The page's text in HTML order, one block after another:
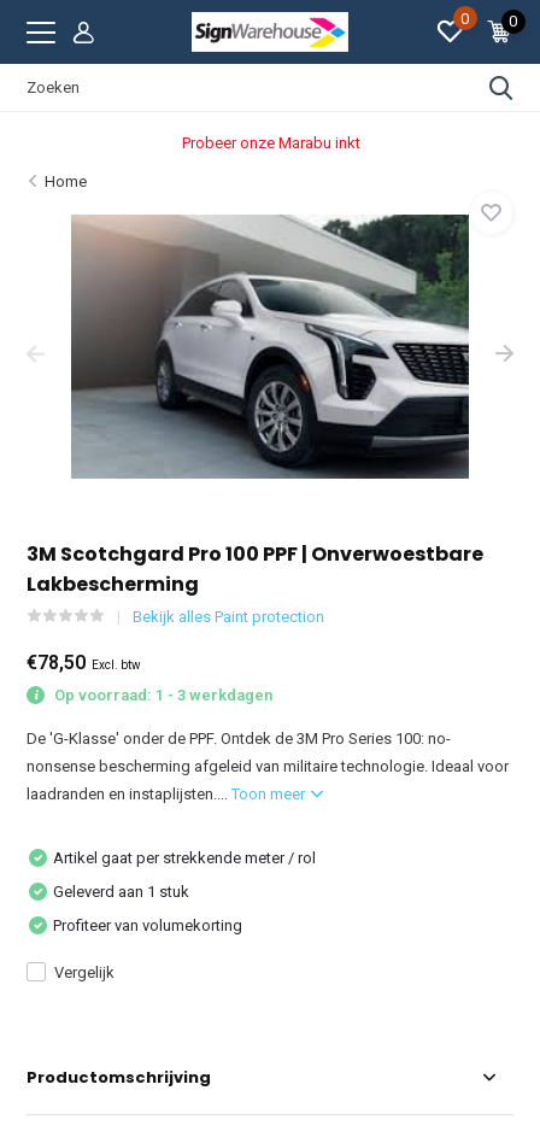
0 0
Probeer onze Marabu inkt
Home
3M Scotchgard Pro 100 PPF | Onverwoestbare
Lakbescherming
Bekijk alles Paint protection
€78,50 Excl. btw
Op voorraad: 1 - 3 werkdagen
De 'G-Klasse' onder de PPF. Ontdek de 3M Pro Series 100: no-
nonsense bescherming afgeleid van militaire technologie. Ideaal voor
laadranden en instaplijsten....Toon meer
Artikel gaat per strekkende meter / rol
Geleverd aan 1 stuk
Profiteer van volumekorting
Vergelijk
Productomschrijving